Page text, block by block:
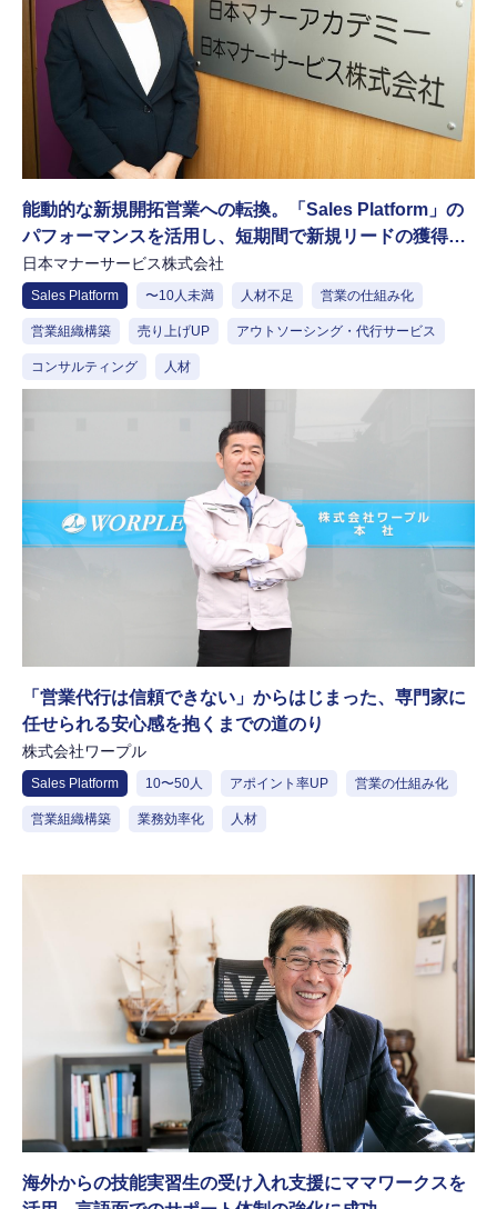
能動的な新規開拓営業への転換。「Sales Platform」の
パフォーマンスを活用し、短期間で新規リードの獲得を
実現
日本マナーサービス株式会社
Sales Platform 〜10人未満 人材不足 営業の仕組み化
営業組織構築 売り上げUP アウトソーシング・代行サービス
コンサルティング 人材
「営業代行は信頼できない」からはじまった、専門家に
任せられる安心感を抱くまでの道のり
株式会社ワープル
Sales Platform 10〜50人 アポイント率UP 営業の仕組み化
営業組織構築 業務効率化 人材
海外からの技能実習生の受け入れ支援にママワークスを